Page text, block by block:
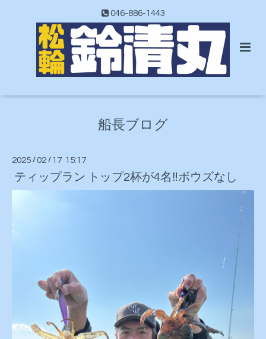
046-886-1443
船長ブログ
2025 / 02 / 17 15:17
ティップラン トップ2杯が4名‼️ボウズなし